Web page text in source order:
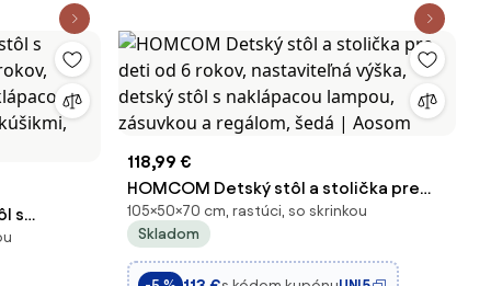
s
118,99 €
HOMCOM Detský stôl a stolička pre
deti od 6 rokov, nastaviteľná výška,
detský stôl s naklápacou lampou,
zásuvkou a regálom, šedá | Aosom
105×50×70 cm, rastúci, so skrinkou
Skladom